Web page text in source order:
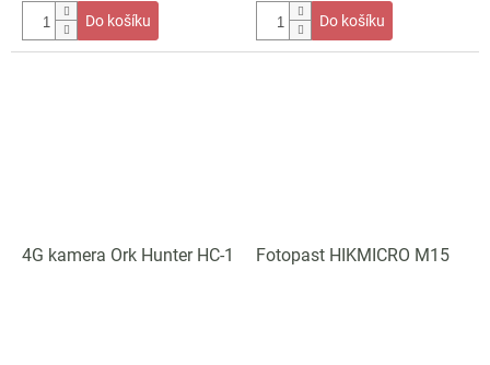
Do košíku Do košíku
4G kamera Ork Hunter HC-1 Fotopast HIKMICRO M15